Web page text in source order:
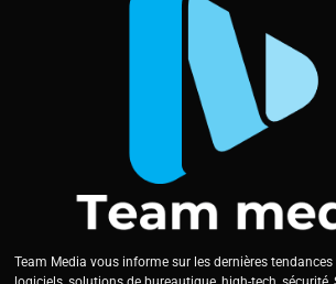
Team Media vous informe sur les dernières